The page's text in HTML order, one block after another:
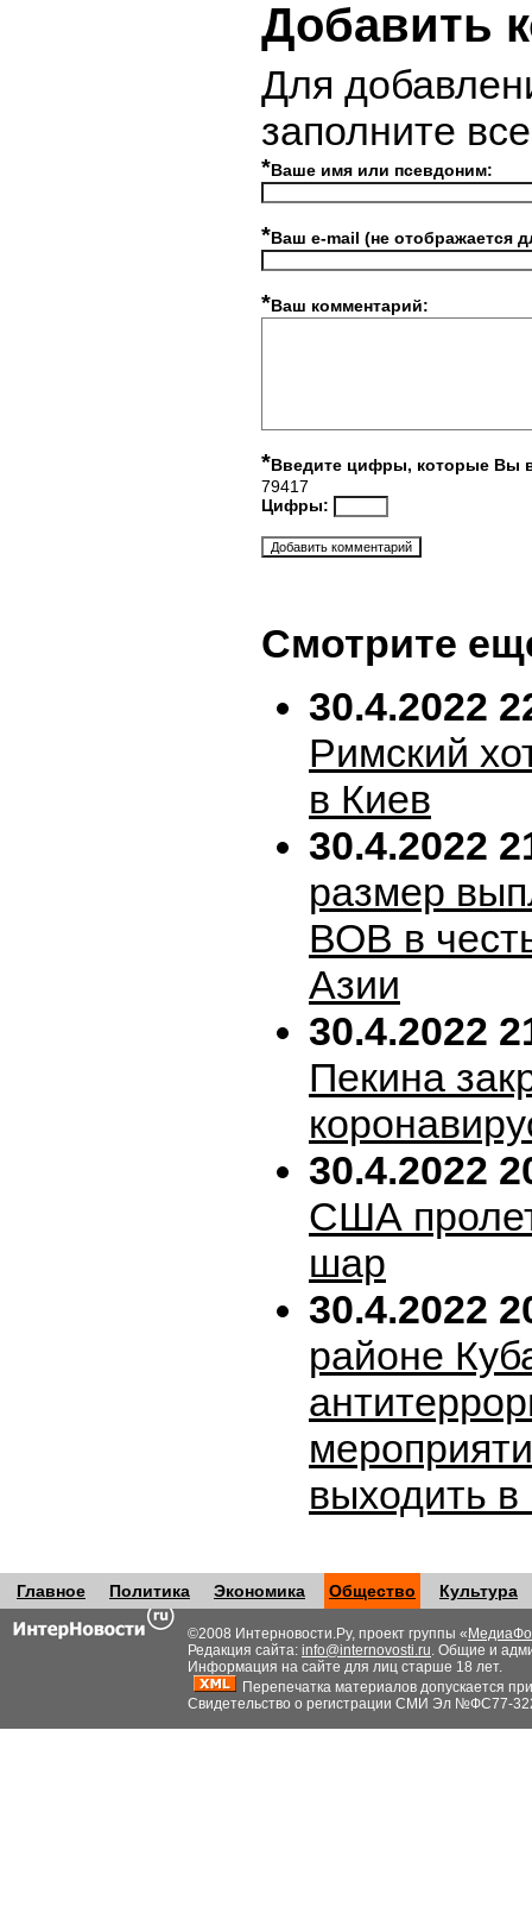
Добавить
Для
заполните
*Ваше имя или псевдоним:
*Ваш e-mail (не отображается
*Ваш комментарий:
*Введите цифры, которые Вы
79417
Цифры:
Смотрите
30.4.2022
Римский
в Киев
30.4.2022
размер
ВОВ в
Азии
30.4.2022
Пекина
30.4.2022
США
шар
30.4.2022
районе
выходить
Главное Политика Экономика Общество Культура
©2008 Интерновости.Ру, проект группы «
Редакция сайта: info@internovosti.ru. Общие и
Информация на сайте для лиц старше 18 лет.
Перепечатка материалов допускается
Свидетельство о регистрации СМИ Эл №ФС77-